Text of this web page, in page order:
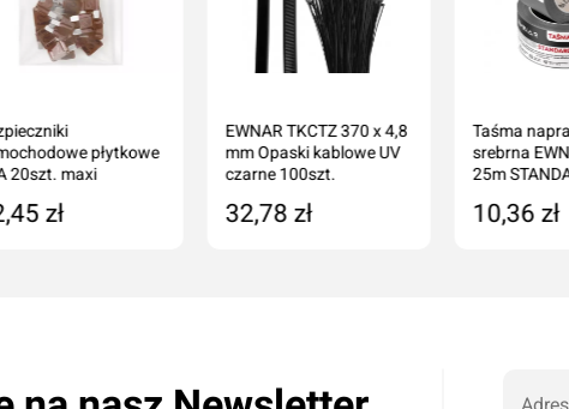
płytkowe
20szt. maxi
zł
EWNAR TKCTZ 370 x 4,8
mm Opaski kablowe UV
czarne 100szt.
32,78 zł
Taśma
srebrna
25m
10,36 zł